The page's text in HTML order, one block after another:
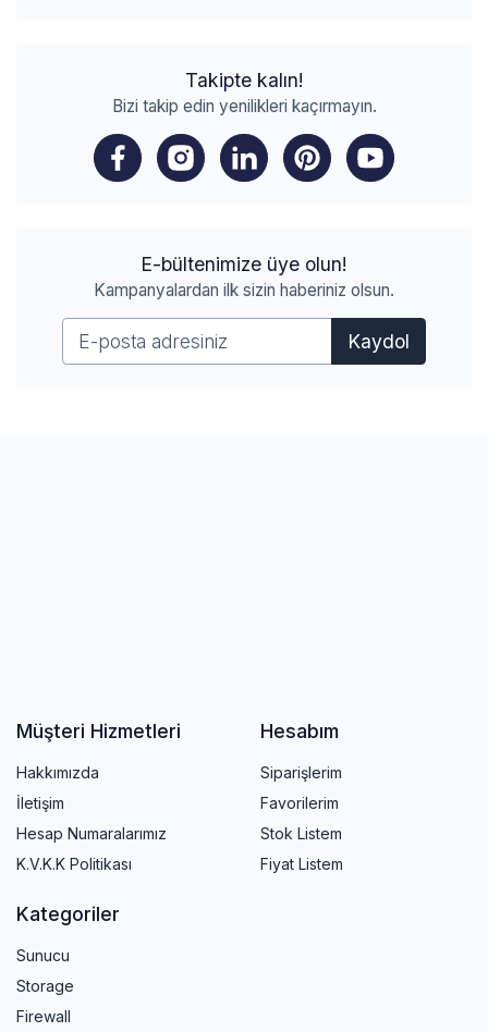
Takipte kalın!
Bizi takip edin yenilikleri kaçırmayın.
E-bültenimize üye olun!
Kampanyalardan ilk sizin haberiniz olsun.
Kaydol
Müşteri Hizmetleri
Hakkımızda
İletişim
Hesap Numaralarımız
K.V.K.K Politikası
Hesabım
Siparişlerim
Favorilerim
Stok Listem
Fiyat Listem
Kategoriler
Sunucu
Storage
Firewall